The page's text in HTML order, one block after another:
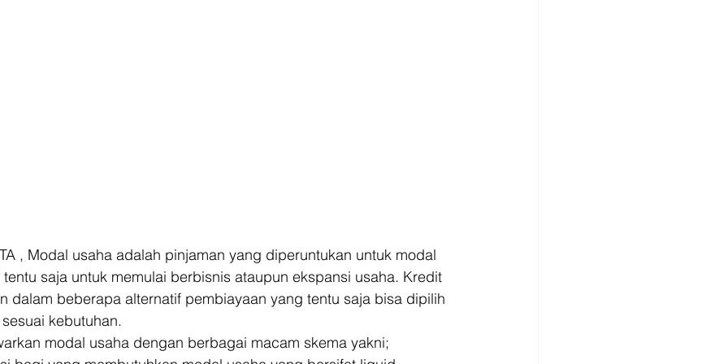
, Modal usaha adalah pinjaman yang diperuntukan untuk modal
saja untuk memulai berbisnis ataupun ekspansi usaha. Kredit
dalam beberapa alternatif pembiayaan yang tentu saja bisa dipilih
kebutuhan.
modal usaha dengan berbagai macam skema yakni;